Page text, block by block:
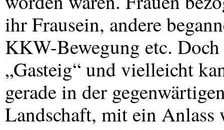
ihr Frausein, andere
KKW-Bewegung etc.
„Gasteig“ und vielleicht
gerade in der
Landschaft, mit ein Anlass